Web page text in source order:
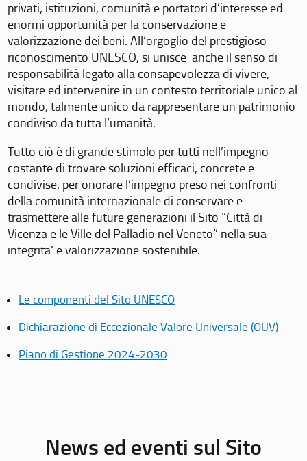
privati, istituzioni, comunità e portatori d’interesse ed
enormi opportunità per la conservazione e
valorizzazione dei beni. All’orgoglio del prestigioso
riconoscimento UNESCO, si unisce anche il senso di
responsabilità legato alla consapevolezza di vivere,
visitare ed intervenire in un contesto territoriale unico al
mondo, talmente unico da rappresentare un patrimonio
condiviso da tutta l’umanità.
Tutto ciò è di grande stimolo per tutti nell’impegno
costante di trovare soluzioni efficaci, concrete e
condivise, per onorare l’impegno preso nei confronti
della comunità internazionale di conservare e
trasmettere alle future generazioni il Sito “Città di
Vicenza e le Ville del Palladio nel Veneto” nella sua
integrita’ e valorizzazione sostenibile.
Le componenti del Sito UNESCO
Dichiarazione di Eccezionale Valore Universale (OUV)
Piano di Gestione 2024-2030
News ed eventi sul Sito